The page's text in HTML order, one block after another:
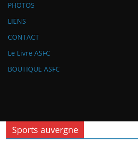
PHOTOS
LIENS
CONTACT
Le Livre ASFC
BOUTIQUE ASFC
Sports auvergne